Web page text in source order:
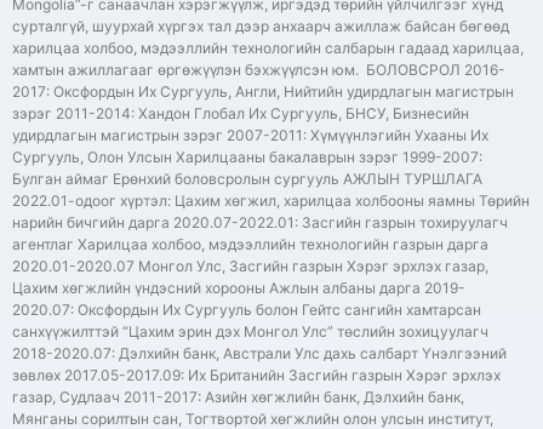
Mongolia”-г санаачлан хэрэгжүүлж, иргэдэд төрийн үйлчилгээг хүнд
сурталгүй, шуурхай хүргэх тал дээр анхаарч ажиллаж байсан бөгөөд
харилцаа холбоо, мэдээллийн технологийн салбарын гадаад харилцаа,
хамтын ажиллагааг өргөжүүлэн бэхжүүлсэн юм. БОЛОВСРОЛ 2016-
2017: Оксфордын Их Сургууль, Англи, Нийтийн удирдлагын магистрын
зэрэг 2011-2014: Хандон Глобал Их Сургууль, БНСУ, Бизнесийн
удирдлагын магистрын зэрэг 2007-2011: Хүмүүнлэгийн Ухааны Их
Сургууль, Олон Улсын Харилцааны бакалаврын зэрэг 1999-2007:
Булган аймаг Ерөнхий боловсролын сургууль АЖЛЫН ТУРШЛАГА
2022.01-одоог хүртэл: Цахим хөгжил, харилцаа холбооны яамны Төрийн
нарийн бичгийн дарга 2020.07-2022.01: Засгийн газрын тохируулагч
агентлаг Харилцаа холбоо, мэдээллийн технологийн газрын дарга
2020.01-2020.07 Монгол Улс, Засгийн газрын Хэрэг эрхлэх газар,
Цахим хөгжлийн үндэсний хорооны Ажлын албаны дарга 2019-
2020.07: Оксфордын Их Сургууль болон Гейтс сангийн хамтарсан
санхүүжилттэй “Цахим эрин дэх Монгол Улс” төслийн зохицуулагч
2018-2020.07: Дэлхийн банк, Австрали Улс дахь салбарт Үнэлгээний
зөвлөх 2017.05-2017.09: Их Британийн Засгийн газрын Хэрэг эрхлэх
газар, Судлаач 2011-2017: Азийн хөгжлийн банк, Дэлхийн банк,
Мянганы сорилтын сан, Тогтвортой хөгжлийн олон улсын институт,